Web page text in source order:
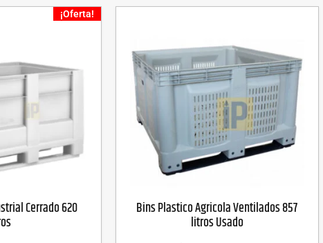
¡Oferta!
Cerrado 620 Bins Plastico Agricola Ventilados 857
litros Usado